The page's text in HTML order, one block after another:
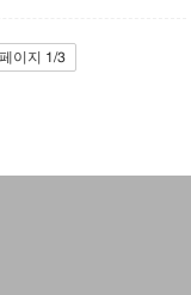
브랜드 심카(Simca)에서 제
구현하여 효율적인 생산을
페이지 1/3